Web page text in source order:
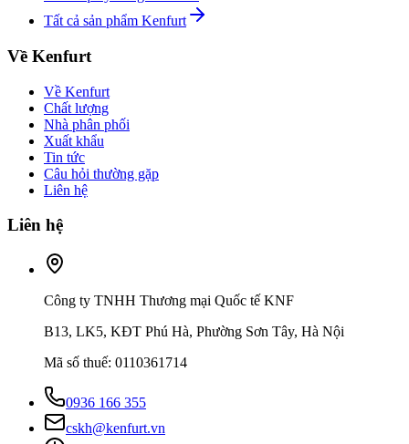
Tất cả sản phẩm Kenfurt
Về Kenfurt
Về Kenfurt
Chất lượng
Nhà phân phối
Xuất khẩu
Tin tức
Câu hỏi thường gặp
Liên hệ
Liên hệ
Công ty TNHH Thương mại Quốc tế KNF
B13, LK5, KĐT Phú Hà, Phường Sơn Tây, Hà Nội
Mã số thuế: 0110361714
0936 166 355
cskh@kenfurt.vn